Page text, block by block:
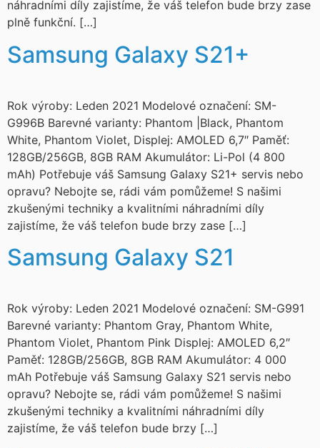
náhradními díly zajistíme, že váš telefon bude brzy zase
plně funkční. […]
Samsung Galaxy S21+
Rok výroby: Leden 2021 Modelové označení: SM-
G996B Barevné varianty: Phantom |Black, Phantom
White, Phantom Violet, Displej: AMOLED 6,7″ Paměť:
128GB/256GB, 8GB RAM Akumulátor: Li-Pol (4 800
mAh) Potřebuje váš Samsung Galaxy S21+ servis nebo
opravu? Nebojte se, rádi vám pomůžeme! S našimi
zkušenými techniky a kvalitními náhradními díly
zajistíme, že váš telefon bude brzy zase […]
Samsung Galaxy S21
Rok výroby: Leden 2021 Modelové označení: SM-G991
Barevné varianty: Phantom Gray, Phantom White,
Phantom Violet, Phantom Pink Displej: AMOLED 6,2″
Paměť: 128GB/256GB, 8GB RAM Akumulátor: 4 000
mAh Potřebuje váš Samsung Galaxy S21 servis nebo
opravu? Nebojte se, rádi vám pomůžeme! S našimi
zkušenými techniky a kvalitními náhradními díly
zajistíme, že váš telefon bude brzy […]